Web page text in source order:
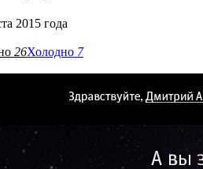
2015 года
26Холодно 7